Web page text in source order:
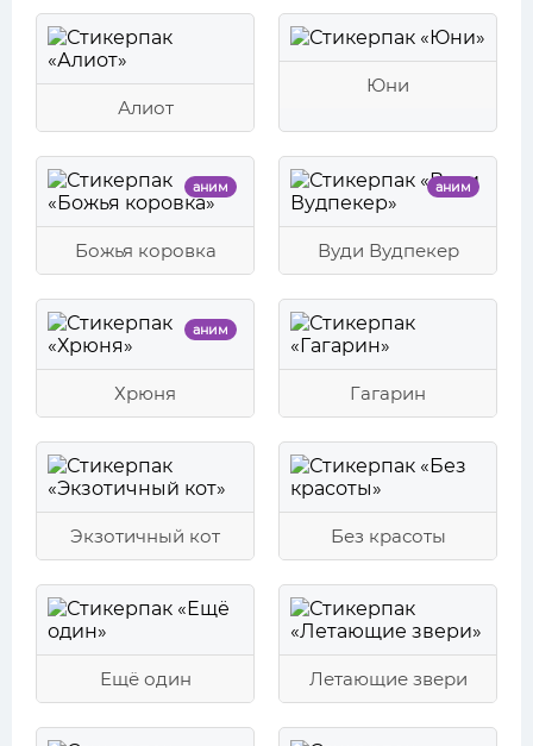
Алиот
Юни
аним
Божья коровка
аним
Вуди Вудпекер
аним
Хрюня Гагарин
Экзотичный кот Без красоты
Ещё один Летающие звери